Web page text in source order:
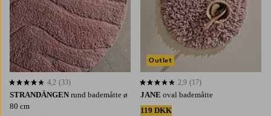
STRANDÄNGEN rund bademåtte ø
80 cm
4,2 baseret på 33 bedømmelser
4,2 (33)
JANE oval bademåtte
119 DKK
2,9 baseret på 17 bedømmelser
2,9 (17)
Outlet